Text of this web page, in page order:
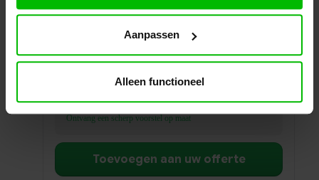
Aanpassen
Alleen functioneel
Opbouwmodule | 2x stroompunt + 1x USB-A +
Voorzie je werkplek direct van extra aansluitingen
zonder gaten in je bureau.
Prijs per stuk €125,00
Ontvang een scherp voorstel op maat
Toevoegen aan uw offerte